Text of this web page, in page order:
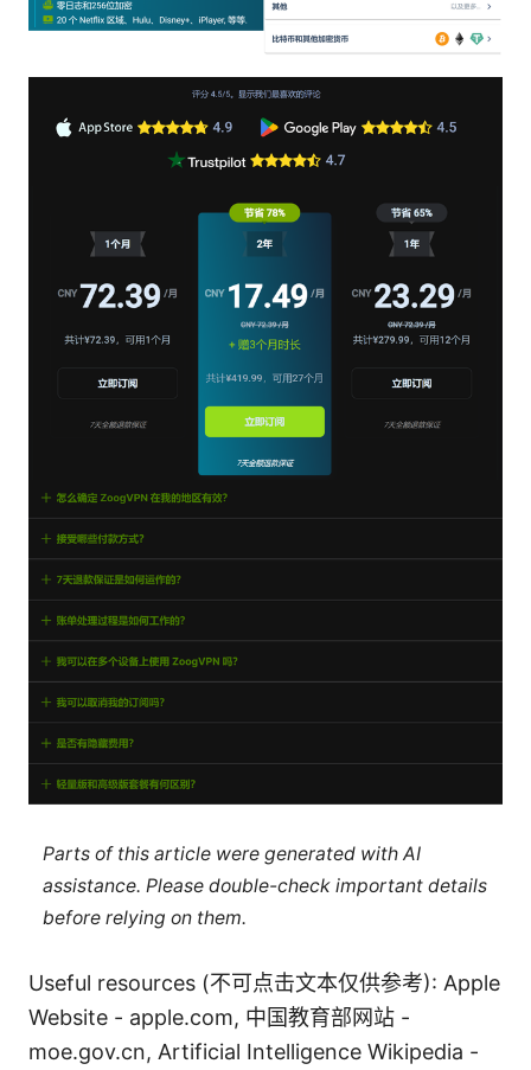
Parts of this article were generated with AI
assistance. Please double-check important details
before relying on them.
Useful resources (不可点击文本仅供参考): Apple
Website - apple.com, 中国教育部网站 -
moe.gov.cn, Artificial Intelligence Wikipedia -